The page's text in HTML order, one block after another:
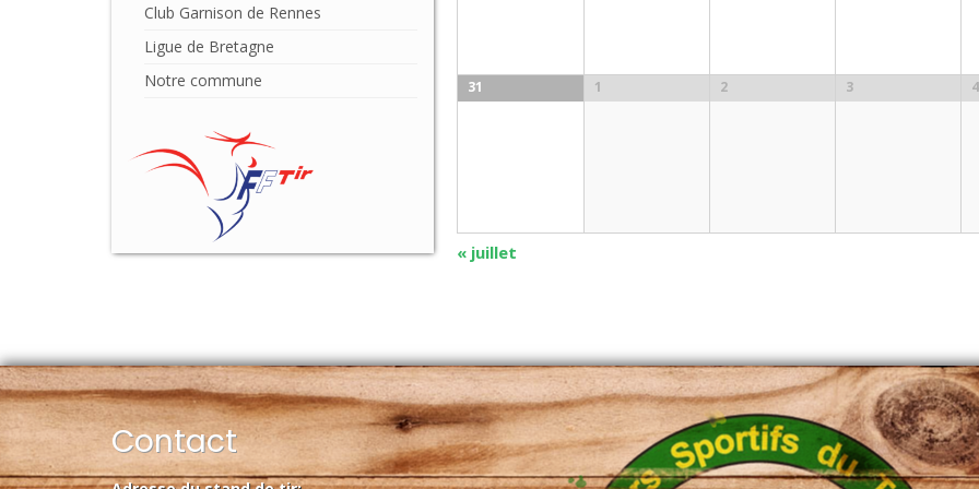
31 1 2 3 4
«juillet
Club Garnison de Rennes
Ligue de Bretagne
Notre commune
Contact